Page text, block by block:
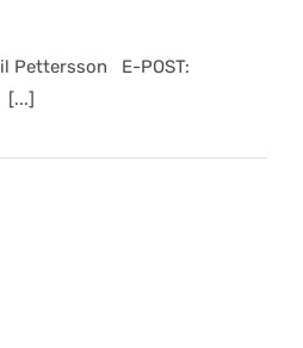
Pettersson E-POST:
[...]